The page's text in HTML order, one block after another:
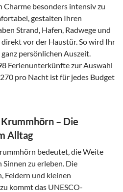
Charme besonders intensiv zu
gestalten Ihren
Strand, Hafen, Radwege und
vor der Haustür. So wird Ihr
persönlichen Auszeit.
Ferienunterkünfte zur Auswahl
pro Nacht ist für jedes Budget
– Die
Alltag
bedeutet, die Weite
zu erleben. Die
Feldern und kleinen
kommt das UNESCO-